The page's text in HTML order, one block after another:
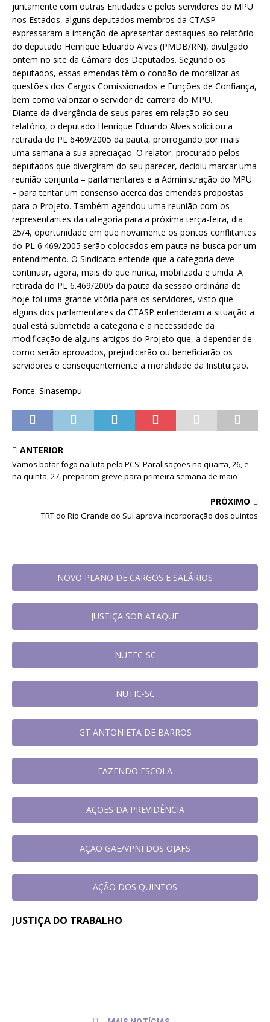
juntamente com outras Entidades e pelos servidores do MPU
nos Estados, alguns deputados membros da CTASP
expressaram a intenção de apresentar destaques ao relatório
do deputado Henrique Eduardo Alves (PMDB/RN), divulgado
ontem no site da Câmara dos Deputados. Segundo os
deputados, essas emendas têm o condão de moralizar as
questões dos Cargos Comissionados e Funções de Confiança,
bem como valorizar o servidor de carreira do MPU.
Diante da divergência de seus pares em relação ao seu
relatório, o deputado Henrique Eduardo Alves solicitou a
retirada do PL 6469/2005 da pauta, prorrogando por mais
uma semana a sua apreciação. O relator, procurado pelos
deputados que divergiram do seu parecer, decidiu marcar uma
reunião conjunta – parlamentares e a Administração do MPU
– para tentar um consenso acerca das emendas propostas
para o Projeto. Também agendou uma reunião com os
representantes da categoria para a próxima terça-feira, dia
25/4, oportunidade em que novamente os pontos conflitantes
do PL 6.469/2005 serão colocados em pauta na busca por um
entendimento. O Sindicato entende que a categoria deve
continuar, agora, mais do que nunca, mobilizada e unida. A
retirada do PL 6.469/2005 da pauta da sessão ordinária de
hoje foi uma grande vitória para os servidores, visto que
alguns dos parlamentares da CTASP entenderam a situação a
qual está submetida a categoria e a necessidade da
modificação de alguns artigos do Projeto que, a depender de
como serão aprovados, prejudicarão ou beneficiarão os
servidores e conseqüentemente a moralidade da Instituição.
Fonte: Sinasempu
ANTERIOR
Vamos botar fogo na luta pelo PCS! Paralisações na quarta, 26, e
na quinta, 27, preparam greve para primeira semana de maio
PRÓXIMO
TRT do Rio Grande do Sul aprova incorporação dos quintos
NOVO PLANO DE CARGOS E SALÁRIOS
JUSTIÇA SOB ATAQUE
NUTEC-SC
NUTIC-SC
GT ANTONIETA DE BARROS
FAZENDO ESCOLA
AÇOES DA PREVIDÊNCIA
AÇAO GAE/VPNI DOS OJAFS
AÇÃO DOS QUINTOS
JUSTIÇA DO TRABALHO